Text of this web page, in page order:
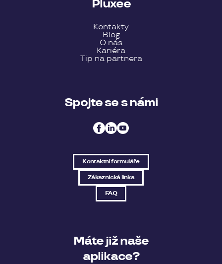
Pluxee
Kontakty
Blog
O nás
Kariéra
Tip na partnera
Spojte se s námi
Kontaktní formuláře
Zákaznická linka
FAQ
Máte již naše
aplikace?